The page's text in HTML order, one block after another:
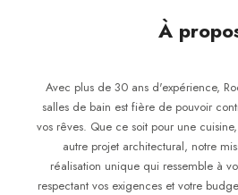
À
Avec plus de 30 ans d'expérience,
salles de bain est fière de pouvoir
vos rêves. Que ce soit pour une
autre projet architectural, notre
réalisation unique qui ressemble à
respectant vos exigences et votre